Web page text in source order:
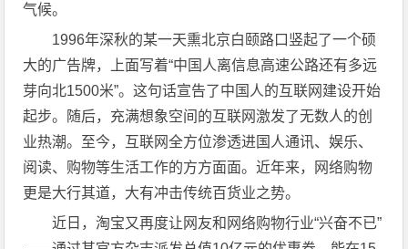
气候。
1996年深秋的某一天熏北京白颐路口竖起了一个硕
大的广告牌，上面写着“中国人离信息高速公路还有多远
芽向北1500米”。这句话宣告了中国人的互联网建设开始
起步。随后，充满想象空间的互联网激发了无数人的创
业热潮。至今，互联网全方位渗透进国人通讯、娱乐、
阅读、购物等生活工作的方方面面。近年来，网络购物
更是大行其道，大有冲击传统百货业之势。
近日，淘宝又再度让网友和网络购物行业“兴奋不已”